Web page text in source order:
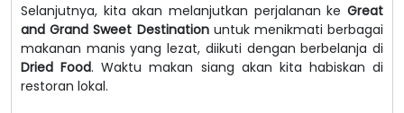
Selanjutnya, kita akan melanjutkan perjalanan ke Great
and Grand Sweet Destinationuntuk menikmati berbagai
makanan manis yang lezat, diikuti dengan berbelanja di
Dried Food. Waktu makan siang akan kita habiskan di
restoran lokal.